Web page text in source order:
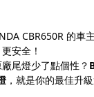
CBR650R 的車
安全！
尾燈少了點個性？
，就是你的最佳升級